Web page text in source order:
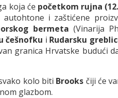
koja će početkom rujna
i zaštićene
bermeta (Vinarija
češnofku i Rudarsku
granica Hrvatske budući
kolo biti Brooks čiji će
glazbom.